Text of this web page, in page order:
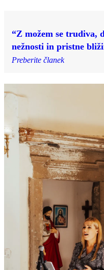
“Z možem se trudiva,
nežnosti in pristne
Preberite članek